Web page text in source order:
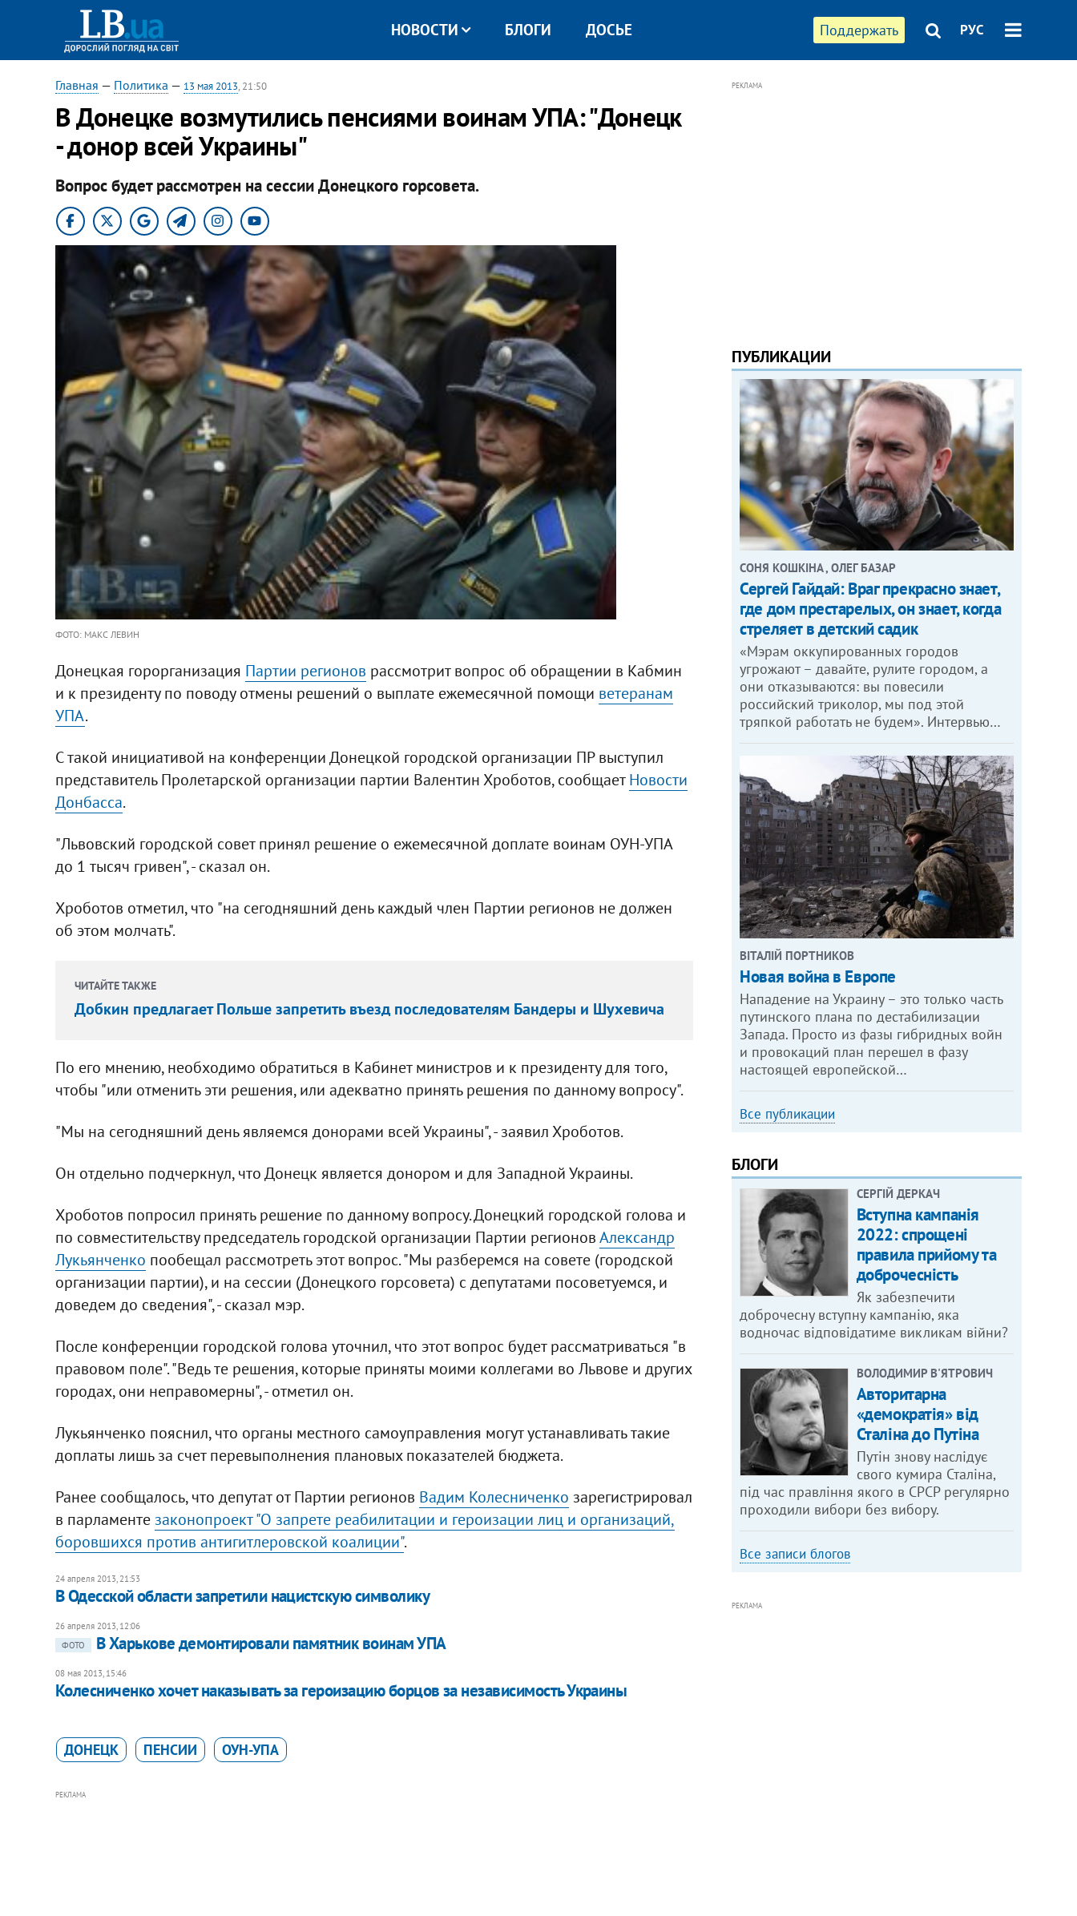
Поддержать РУС
НОВОСТИ БЛОГИ ДОСЬЕ
Главная — Политика — 13 мая 2013, 21:50
В Донецке возмутились пенсиями воинам УПА: "Донецк
- донор всей Украины"
Вопрос будет рассмотрен на сессии Донецкого горсовета.
ФОТО: МАКС ЛЕВИН
Донецкая горорганизация Партии регионов рассмотрит вопрос об обращении в Кабмин
и к президенту по поводу отмены решений о выплате ежемесячной помощи ветеранам
УПА.
С такой инициативой на конференции Донецкой городской организации ПР выступил
представитель Пролетарской организации партии Валентин Хроботов, сообщаетНовости
Донбасса.
"Львовский городской совет принял решение о ежемесячной доплате воинам ОУН-УПА
до 1 тысяч гривен", - сказал он.
Хроботов отметил, что "на сегодняшний день каждый член Партии регионов не должен
об этом молчать".
ЧИТАЙТЕ ТАКЖЕ
Добкин предлагает Польше запретить въезд последователям Бандеры и Шухевича
По его мнению, необходимо обратиться в Кабинет министров и к президенту для того,
чтобы "или отменить эти решения, или адекватно принять решения по данному вопросу".
"Мы на сегодняшний день являемся донорами всей Украины", - заявил Хроботов.
Он отдельно подчеркнул, что Донецк является донором и для Западной Украины.
Хроботов попросил принять решение по данному вопросу. Донецкий городской голова и
по совместительству председатель городской организации Партии регионовАлександр
Лукьянченко пообещал рассмотреть этот вопрос. "Мы разберемся на совете (городской
организации партии), и на сессии (Донецкого горсовета) с депутатами посоветуемся, и
доведем до сведения", - сказал мэр.
После конференции городской голова уточнил, что этот вопрос будет рассматриваться "в
правовом поле". "Ведь те решения, которые приняты моими коллегами во Львове и других
городах, они неправомерны", - отметил он.
Лукьянченко пояснил, что органы местного самоуправления могут устанавливать такие
доплаты лишь за счет перевыполнения плановых показателей бюджета.
Ранее сообщалось, что депутат от Партии регионов Вадим Колесниченко зарегистрировал
в парламенте законопроект "О запрете реабилитации и героизации лиц и организаций,
боровшихся против антигитлеровской коалиции".
24 апреля 2013, 21:53
В Одесской области запретили нацистскую символику
26 апреля 2013, 12:06
ФОТО
В Харькове демонтировали памятник воинам УПА
08 мая 2013, 15:46
Колесниченко хочет наказывать за героизацию борцов за независимость Украины
ДОНЕЦК ПЕНСИИ ОУН-УПА
РЕКЛАМА
РЕКЛАМА
ПУБЛИКАЦИИ
СОНЯ КОШКІНА , ОЛЕГ БАЗАР
Сергей Гайдай: Враг прекрасно знает,
где дом престарелых, он знает, когда
стреляет в детский садик
«Мэрам оккупированных городов
угрожают – давайте, рулите городом, а
они отказываются: вы повесили
российский триколор, мы под этой
тряпкой работать не будем». Интервью…
ВІТАЛІЙ ПОРТНИКОВ
Новая война в Европе
Нападение на Украину – это только часть
путинского плана по дестабилизации
Запада. Просто из фазы гибридных войн
и провокаций план перешел в фазу
настоящей европейской…
Все публикации
БЛОГИ
СЕРГІЙ ДЕРКАЧ
Вступна кампанія
2022: спрощені
правила прийому та
доброчесність
Як забезпечити
доброчесну вступну кампанію, яка
водночас відповідатиме викликам війни?
ВОЛОДИМИР В'ЯТРОВИЧ
Авторитарна
«демократія» від
Сталіна до Путіна
Путін знову наслідує
свого кумира Сталіна,
під час правління якого в СРСР регулярно
проходили вибори без вибору.
Все записи блогов
РЕКЛАМА